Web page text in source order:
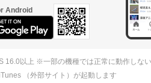
Android
16.0以上 ※一部の機種では正常に動作しな
（外部サイト）が起動します